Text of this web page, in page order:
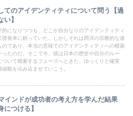
てのアイデンティティについて問う【過
い】
的になりつつも、どこか自分なりのアイデンティティ
啓発本に頼っていた。しかしそれは西洋の宗教的な達
のであり、本当の意味でのアイデンティティへの模索
ったのだ。そこで今、彼は日本の歴史や自分のルー
ついて模索するフェーズへときた。ゆっくりと確実
値観を沁み込ませていこう。
インドが成功者の考え方を学んだ結果
につける】